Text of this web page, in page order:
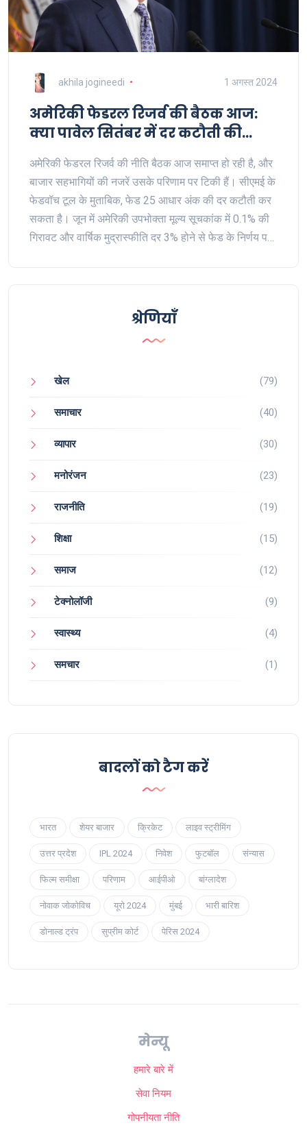
akhila jogineedi 1 अगस्त 2024
अमेरिकी फेडरल रिजर्व की बैठक आज:
क्या पावेल सितंबर में दर कटौती की
संभावना पर प्रकाश डालेंगे?
अमेरिकी फेडरल रिजर्व की नीति बैठक आज समाप्त हो रही है, और
बाजार सहभागियों की नजरें उसके परिणाम पर टिकी हैं। सीएमई के
फेडवॉच टूल के मुताबिक, फेड 25 आधार अंक की दर कटौती कर
सकता है। जून में अमेरिकी उपभोक्ता मूल्य सूचकांक में 0.1% की
गिरावट और वार्षिक मुद्रास्फीति दर 3% होने से फेड के निर्णय पर
श्रेणियाँ
खेल (79)
समाचार (40)
व्यापार (30)
मनोरंजन (23)
राजनीति (19)
शिक्षा (15)
समाज (12)
टेक्नोलॉजी (9)
स्वास्थ्य (4)
समचार (1)
बादलों को टैग करें
भारत शेयर बाजार क्रिकेट लाइव स्ट्रीमिंग
उत्तर प्रदेश IPL 2024 निवेश फुटबॉल संन्यास
फिल्म समीक्षा परिणाम आईपीओ बांग्लादेश
नोवाक जोकोविच यूरो 2024 मुंबई भारी बारिश
डोनाल्ड ट्रंप सुप्रीम कोर्ट पेरिस 2024
मेन्यू
हमारे बारे में
सेवा नियम
गोपनीयता नीति